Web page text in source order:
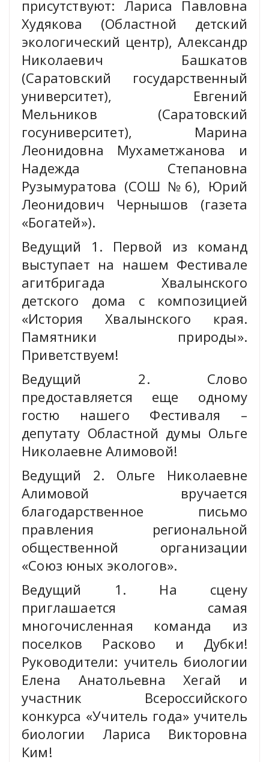
присутствуют: Лариса Павловна
Худякова (Областной детский
экологический центр), Александр
Николаевич Башкатов
(Саратовский государственный
университет), Евгений
Мельников (Саратовский
госуниверситет), Марина
Леонидовна Мухаметжанова и
Надежда Степановна
Рузымуратова (СОШ №6), Юрий
Леонидович Чернышов (газета
«Богатей»).
Ведущий 1. Первой из команд
выступает на нашем Фестивале
агитбригада Хвалынского
детского дома с композицией
«История Хвалынского края.
Памятники природы».
Приветствуем!
Ведущий 2. Слово
предоставляется еще одному
гостю нашего Фестиваля –
депутату Областной думы Ольге
Николаевне Алимовой!
Ведущий 2. Ольге Николаевне
Алимовой вручается
благодарственное письмо
правления региональной
общественной организации
«Союз юных экологов».
Ведущий 1. На сцену
приглашается самая
многочисленная команда из
поселков Расково и Дубки!
Руководители: учитель биологии
Елена Анатольевна Хегай и
участник Всероссийского
конкурса «Учитель года» учитель
биологии Лариса Викторовна
Ким!